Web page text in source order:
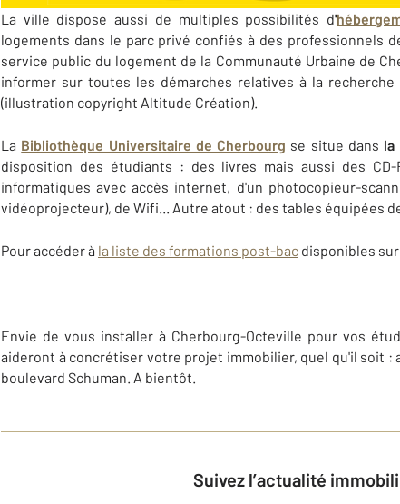
La ville dispose aussi de multiples possibilités d'
logements dans le parc privé confiés à des professionnels
service public du logement de la Communauté Urbaine de
informer sur toutes les démarches relatives à la
(illustration copyright Altitude Création).
La Bibliothèque Universitaire de Cherbourg se situe dans la
disposition des étudiants : des livres mais aussi des
informatiques avec accès internet, d'un photocopieur-
vidéoprojecteur), de Wifi... Autre atout : des tables équipées
Pour accéder à la liste des formations post-bac disponibles
Envie de vous installer à Cherbourg-Octeville pour vos
aideront à concrétiser votre projet immobilier, quel qu'il soit :
boulevard Schuman. A bientôt.
Suivez l’actualité